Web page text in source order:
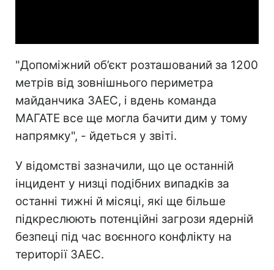
"Допоміжний об’єкт розташований за 1200
метрів від зовнішнього периметра
майданчика ЗАЕС, і вдень команда
МАГАТЕ все ще могла бачити дим у тому
напрямку", - йдеться у звіті.
У відомстві зазначили, що це останній
інцидент у низці подібних випадків за
останні тижні й місяці, які ще більше
підкреслюють потенційні загрози ядерній
безпеці під час воєнного конфлікту на
території ЗАЕС.